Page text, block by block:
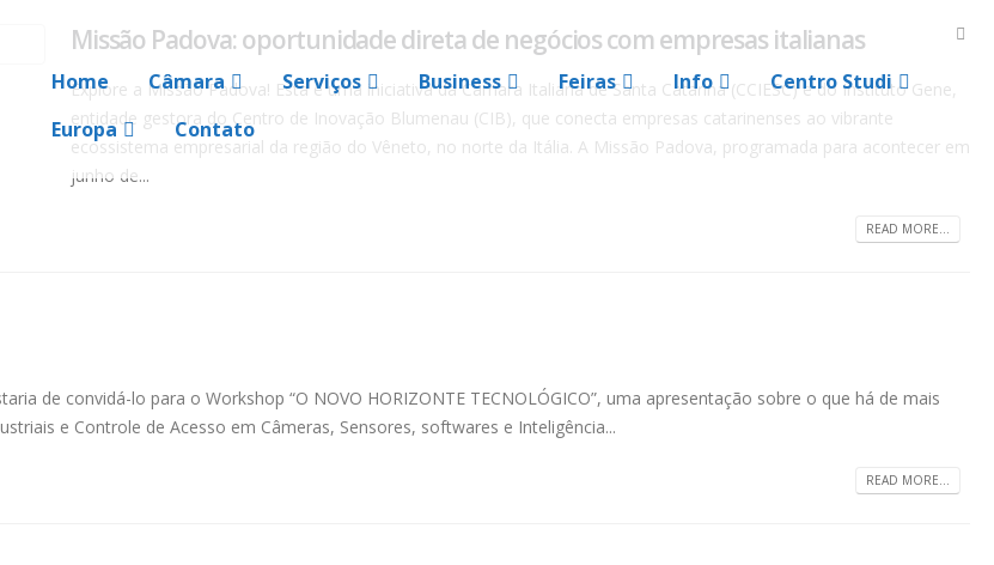
Home Câmara Serviços Business Feiras Info
Centro Studi
Europa
Contato
Missão Padova: oportunidade direta de negócios com empresas italianas
Explore a Missão Padova! Esta é uma iniciativa da Câmara Italiana de Santa Catarina (CCIESC) e do Instituto Gene,
entidade gestora do Centro de Inovação Blumenau (CIB), que conecta empresas catarinenses ao vibrante
ecossistema empresarial da região do Vêneto, no norte da Itália. A Missão Padova, programada para acontecer em
junho de...
READ MORE...
de convidá-lo para o Workshop “O NOVO HORIZONTE TECNOLÓGICO”, uma apresentação sobre o que há de mais
e Controle de Acesso em Câmeras, Sensores, softwares e Inteligência...
READ MORE...